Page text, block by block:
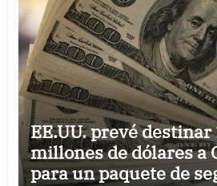
EE.UU. prevé destinar
millones de dólares a
para un paquete de